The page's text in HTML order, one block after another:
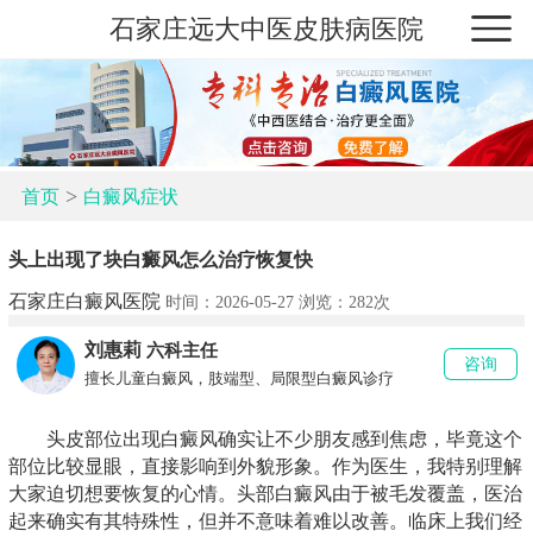
石家庄远大中医皮肤病医院
首页> 白癜风症状
头上出现了块白癜风怎么治疗恢复快
石家庄白癜风医院 时间：2026-05-27 浏览： 282次
刘惠莉 六科主任
擅长儿童白癜风，肢端型、局限型白癜风诊疗
咨询
头皮部位出现白癜风确实让不少朋友感到焦虑，毕竟这个
部位比较显眼，直接影响到外貌形象。作为医生，我特别理解
大家迫切想要恢复的心情。头部白癜风由于被毛发覆盖，医治
起来确实有其特殊性，但并不意味着难以改善。临床上我们经